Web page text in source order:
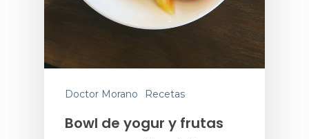
Doctor Morano Recetas
Bowl de yogur y frutas